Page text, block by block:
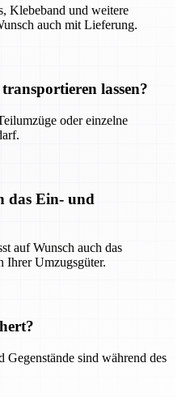
Klebeband und weitere
auch mit Lieferung.
lassen?
oder einzelne
das Ein- und
auf Wunsch auch das
Ihrer Umzugsgüter.
sind während des